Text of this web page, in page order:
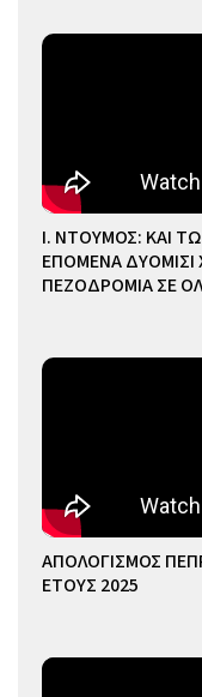
Ι. ΝΤΟΥΜΟΣ: ΚΑΙ
ΕΠΟΜΕΝΑ ΔΥΟΜΙΣΙ
ΠΕΖΟΔΡΟΜΙΑ ΣΕ
ΑΠΟΛΟΓΙΣΜΟΣ
ΕΤΟΥΣ 2025